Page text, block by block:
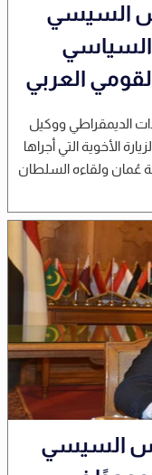
السيسي
العربي
الديمقراطي ووكيل
الأخوية التي أجراها
عُمان ولقاءه السلطان
السيسي